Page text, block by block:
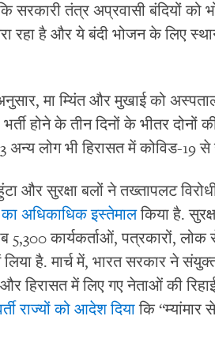
सरकारी तंत्र अप्रवासी बंदियों को
रहा है और ये बंदी भोजन के लिए
मा म्यिंत और मुखाई को
होने के तीन दिनों के भीतर दोनों
लोग भी हिरासत में कोविड-19
और सुरक्षा बलों ने तख्तापलट
अधिकाधिक इस्तेमालकिया है.
5,300 कार्यकर्ताओं, पत्रकारों,
है. मार्च में, भारत सरकार ने
और हिरासत में लिए गए नेताओं की
राज्यों को आदेश दियाकि “म्यांमार